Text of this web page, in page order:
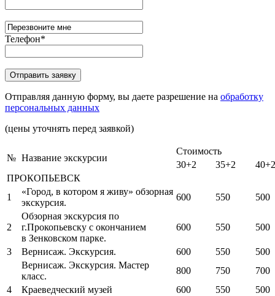
Телефон*
Отправляя данную форму, вы даете разрешение на обработку
персональных данных
(цены уточнять перед заявкой)
№ Название экскурсии
Стоимость
30+2
35+2
40+2
ПРОКОПЬЕВСК
1
«Город, в котором я живу» обзорная
экскурсия.
600 550 500
2
Обзорная экскурсия по
г.Прокопьевску с окончанием
в Зенковском парке.
600 550 500
3 Вернисаж. Экскурсия. 600 550
500
Вернисаж. Экскурсия. Мастер
класс.
800 750
700
4
Краеведческий музей 600 550
500